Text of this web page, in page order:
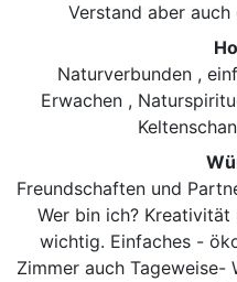
Verstand aber auch
Naturverbunden ,
Erwachen ,
Freundschaften und
Wer bin ich?
wichtig. Einfaches -
Zimmer auch Tageweise-